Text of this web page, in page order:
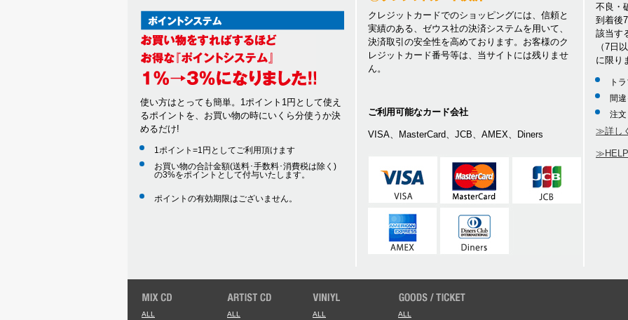
使い方はとっても簡単。1ポイント1円として使え
るポイントを、お買い物の時にいくら分使うか決
めるだけ!
1ポイント=1円としてご利用頂けます
お買い物の合計金額(送料･手数料･消費税は除く)
の3%をポイントとして付与いたします。
ポイントの有効期限はございません。
クレジットカードでのショッピングには、信頼と
実績のある、ゼウス社の決済システムを用いて、
決済取引の安全性を高めております。お客様のク
レジットカード番号等は、当サイトには残りませ
ん。
ご利用可能なカード会社
VISA、MasterCard、JCB、AMEX、Diners
不良・
到着後
該当す
（7日
に限り
ト
間
注文
≫詳し
ALL ALL ALL ALL